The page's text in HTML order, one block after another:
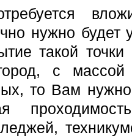
нужно будет
такой
с массой
то Вам